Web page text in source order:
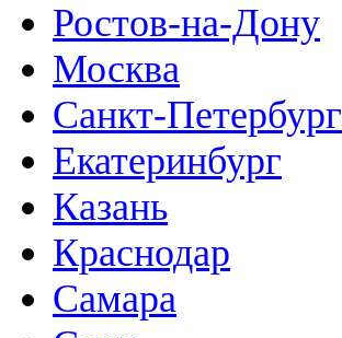
Ростов-на-Дону
Москва
Санкт-Петербург
Екатеринбург
Казань
Краснодар
Самара